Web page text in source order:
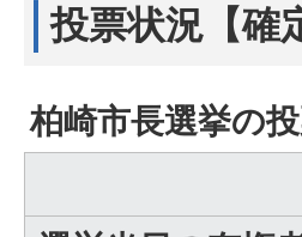
投票状況【確
柏崎市長選挙の